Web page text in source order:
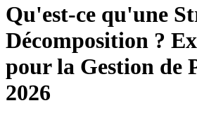
Qu'est-ce qu'une
Décomposition ?
pour la Gestion de
2026